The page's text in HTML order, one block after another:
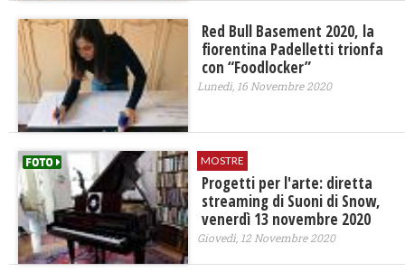
Red Bull Basement 2020, la
fiorentina Padelletti trionfa
con “Foodlocker”
Lunedì, 16 Novembre 2020
MOSTRE
Progetti per l'arte: diretta
streaming di Suoni di Snow,
venerdì 13 novembre 2020
Giovedì, 12 Novembre 2020